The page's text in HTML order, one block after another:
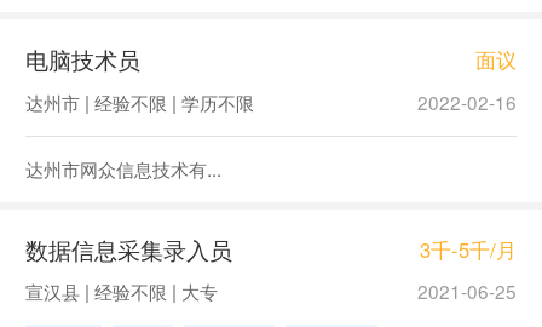
电脑技术员 面议
达州市 | 经验不限 | 学历不限 2022-02-16
达州市网众信息技术有...
数据信息采集录入员 3千-5千/月
宣汉县 | 经验不限 | 大专 2021-06-25